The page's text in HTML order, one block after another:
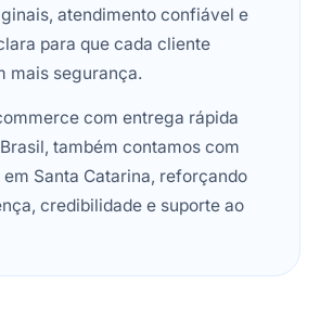
atendimento confiável e
para que cada cliente
mais segurança.
com entrega rápida
também contamos com
Santa Catarina, reforçando
credibilidade e suporte ao